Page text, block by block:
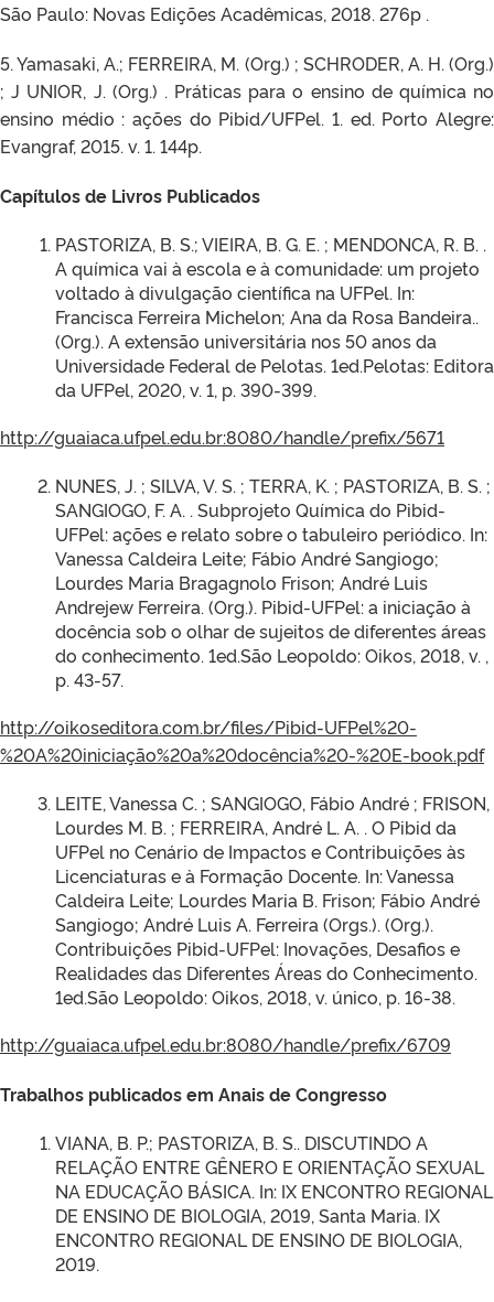
São Paulo: Novas Edições Acadêmicas, 2018. 276p .
5. Yamasaki, A.; FERREIRA, M. (Org.) ; SCHRODER, A. H. (Org.)
; J UNIOR, J. (Org.) . Práticas para o ensino de química no
ensino médio : ações do Pibid/UFPel. 1. ed. Porto Alegre:
Evangraf, 2015. v. 1. 144p.
Capítulos de Livros Publicados
PASTORIZA, B. S.; VIEIRA, B. G. E. ; MENDONCA, R. B. .
A química vai à escola e à comunidade: um projeto
voltado à divulgação científica na UFPel. In:
Francisca Ferreira Michelon; Ana da Rosa Bandeira..
(Org.). A extensão universitária nos 50 anos da
Universidade Federal de Pelotas. 1ed.Pelotas: Editora
da UFPel, 2020, v. 1, p. 390-399.
http://guaiaca.ufpel.edu.br:8080/handle/prefix/5671
NUNES, J. ; SILVA, V. S. ; TERRA, K. ; PASTORIZA, B. S. ;
SANGIOGO, F. A. . Subprojeto Química do Pibid-
UFPel: ações e relato sobre o tabuleiro periódico. In:
Vanessa Caldeira Leite; Fábio André Sangiogo;
Lourdes Maria Bragagnolo Frison; André Luis
Andrejew Ferreira. (Org.). Pibid-UFPel: a iniciação à
docência sob o olhar de sujeitos de diferentes áreas
do conhecimento. 1ed.São Leopoldo: Oikos, 2018, v. ,
p. 43-57.
http://oikoseditora.com.br/files/Pibid-UFPel%20-
%20A%20iniciação%20a%20docência%20-%20E-book.pdf
LEITE, Vanessa C. ; SANGIOGO, Fábio André ; FRISON,
Lourdes M. B. ; FERREIRA, André L. A. . O Pibid da
UFPel no Cenário de Impactos e Contribuições às
Licenciaturas e à Formação Docente. In: Vanessa
Caldeira Leite; Lourdes Maria B. Frison; Fábio André
Sangiogo; André Luis A. Ferreira (Orgs.). (Org.).
Contribuições Pibid-UFPel: Inovações, Desafios e
Realidades das Diferentes Áreas do Conhecimento.
1ed.São Leopoldo: Oikos, 2018, v. único, p. 16-38.
http://guaiaca.ufpel.edu.br:8080/handle/prefix/6709
Trabalhos publicados em Anais de Congresso
VIANA, B. P.; PASTORIZA, B. S.. DISCUTINDO A
RELAÇÃO ENTRE GÊNERO E ORIENTAÇÃO SEXUAL
NA EDUCAÇÃO BÁSICA. In: IX ENCONTRO REGIONAL
DE ENSINO DE BIOLOGIA, 2019, Santa Maria. IX
ENCONTRO REGIONAL DE ENSINO DE BIOLOGIA,
2019.